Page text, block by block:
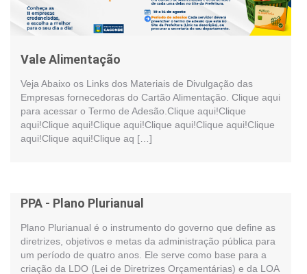
Vale Alimentação
Veja Abaixo os Links dos Materiais de Divulgação das
Empresas fornecedoras do Cartão Alimentação. Clique aqui
para acessar o Termo de Adesão.Clique aqui!Clique
aqui!Clique aqui!Clique aqui!Clique aqui!Clique aqui!Clique
aqui!Clique aqui!Clique aq […]
PPA - Plano Plurianual
Plano Plurianual é o instrumento do governo que define as
diretrizes, objetivos e metas da administração pública para
um período de quatro anos. Ele serve como base para a
criação da LDO (Lei de Diretrizes Orçamentárias) e da LOA